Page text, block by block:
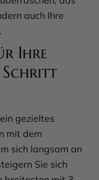
auch Ihre
Ihre
Schritt
gezieltes
mit dem
sich langsam an
Sie sich